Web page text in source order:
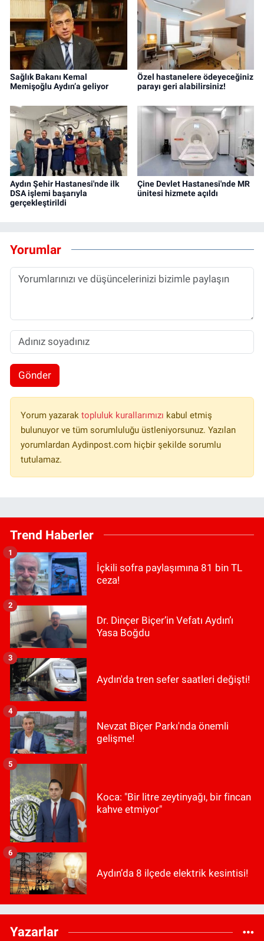
Sağlık Bakanı Kemal
Memişoğlu Aydın’a geliyor
Özel hastanelere ödeyeceğiniz
parayı geri alabilirsiniz!
Aydın Şehir Hastanesi'nde ilk
DSA işlemi başarıyla
gerçekleştirildi
Çine Devlet Hastanesi'nde MR
ünitesi hizmete açıldı
Yorumlar
Gönder
Yorum yazarak topluluk kurallarımızı kabul etmiş
bulunuyor ve tüm sorumluluğu üstleniyorsunuz. Yazılan
yorumlardan Aydinpost.com hiçbir şekilde sorumlu
tutulamaz.
Trend Haberler
İçkili sofra paylaşımına 81 bin TL
ceza!
1
Dr. Dinçer Biçer’in Vefatı Aydın’ı
Yasa Boğdu
2
Aydın'da tren sefer saatleri değişti!
3
Nevzat Biçer Parkı'nda önemli
gelişme!
4
Koca: "Bir litre zeytinyağı, bir fincan
kahve etmiyor"
5
Aydın’da 8 ilçede elektrik kesintisi!
6
Yazarlar